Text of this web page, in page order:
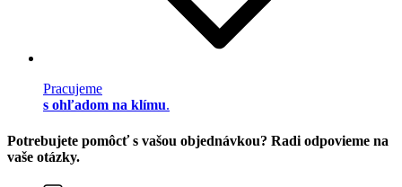
Pracujeme
s ohľadom na klímu.
Potrebujete pomôcť s vašou objednávkou? Radi odpovieme na
vaše otázky.